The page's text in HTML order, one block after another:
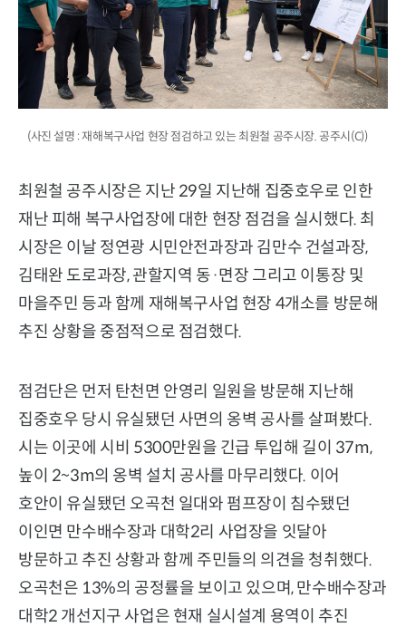
(사진 설명 : 재해복구사업 현장 점검하고 있는 최원철 공주시장. 공주시(C))
최원철 공주시장은 지난 29일 지난해 집중호우로 인한
재난 피해 복구사업장에 대한 현장 점검을 실시했다. 최
시장은 이날 정연광 시민안전과장과 김만수 건설과장,
김태완 도로과장, 관할지역 동·면장 그리고 이통장 및
마을주민 등과 함께 재해복구사업 현장 4개소를 방문해
추진 상황을 중점적으로 점검했다.
점검단은 먼저 탄천면 안영리 일원을 방문해 지난해
집중호우 당시 유실됐던 사면의 옹벽 공사를 살펴봤다.
시는 이곳에 시비 5300만원을 긴급 투입해 길이 37m,
높이 2~3m의 옹벽 설치 공사를 마무리했다. 이어
호안이 유실됐던 오곡천 일대와 펌프장이 침수됐던
이인면 만수배수장과 대학2리 사업장을 잇달아
방문하고 추진 상황과 함께 주민들의 의견을 청취했다.
오곡천은 13%의 공정률을 보이고 있으며, 만수배수장과
대학2 개선지구 사업은 현재 실시설계 용역이 추진